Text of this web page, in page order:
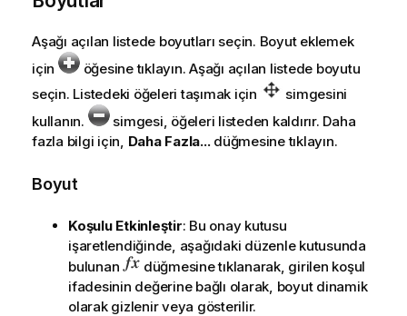
Aşağı açılan listede boyutları seçin. Boyut eklemek
için
öğesine tıklayın. Aşağı açılan listede boyutu
seçin. Listedeki öğeleri taşımak için
simgesini
kullanın.
simgesi, öğeleri listeden kaldırır. Daha
fazla bilgi için, Daha Fazla...düğmesine tıklayın.
Boyut
Koşulu Etkinleştir: Bu onay kutusu
işaretlendiğinde, aşağıdaki düzenle kutusunda
bulunan
düğmesine tıklanarak, girilen koşul
ifadesinin değerine bağlı olarak, boyut dinamik
olarak gizlenir veya gösterilir.